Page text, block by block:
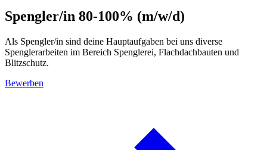
Spengler/in 80-100% (m/w/d)
Als Spengler/in sind deine Hauptaufgaben bei uns diverse
Spenglerarbeiten im Bereich Spenglerei, Flachdachbauten und
Blitzschutz.
Bewerben